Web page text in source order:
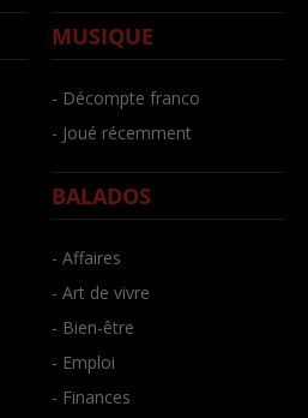
MUSIQUE
- Décompte franco
- Joué récemment
BALADOS
- Affaires
- Art de vivre
- Bien-être
- Emploi
- Finances